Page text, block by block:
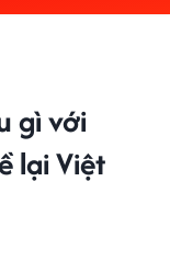
gì với
lại Việt